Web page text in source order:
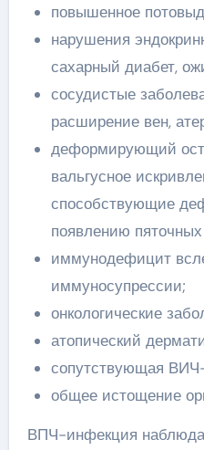
повышенное
нарушения
сахарный диабет,
сосудистые
расширение вен,
деформирующий
вальгусное
способствующие
появлению
иммунодефицит
иммуносупрессии;
онкологические
атопический
сопутствующая
общее истощение
ВПЧ-инфекция